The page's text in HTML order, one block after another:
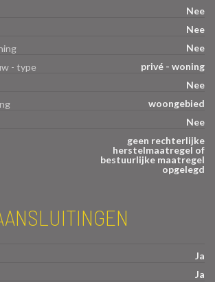
Nee
Nee
Nee
- type
privé - woning
Nee
woongebied
Nee
geen rechterlijke
herstelmaatregel of
bestuurlijke maatregel
opgelegd
Ja
Ja